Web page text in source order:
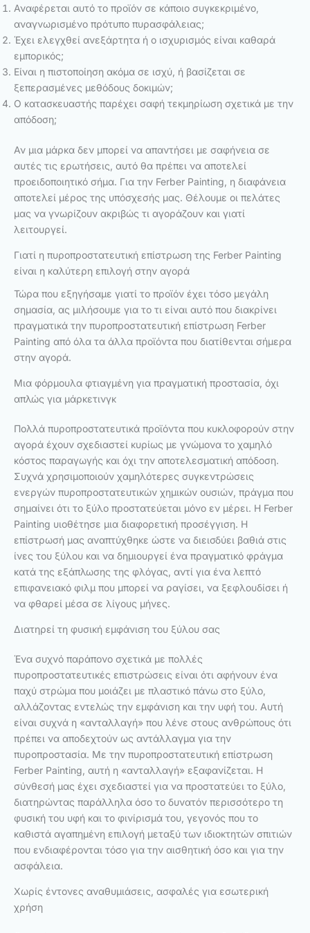
Αναφέρεται αυτό το προϊόν σε κάποιο συγκεκριμένο,
αναγνωρισμένο πρότυπο πυρασφάλειας;
Έχει ελεγχθεί ανεξάρτητα ή ο ισχυρισμός είναι καθαρά
εμπορικός;
Είναι η πιστοποίηση ακόμα σε ισχύ, ή βασίζεται σε
ξεπερασμένες μεθόδους δοκιμών;
Ο κατασκευαστής παρέχει σαφή τεκμηρίωση σχετικά με την
απόδοση;
Αν μια μάρκα δεν μπορεί να απαντήσει με σαφήνεια σε
αυτές τις ερωτήσεις, αυτό θα πρέπει να αποτελεί
προειδοποιητικό σήμα. Για την Ferber Painting, η διαφάνεια
αποτελεί μέρος της υπόσχεσής μας. Θέλουμε οι πελάτες
μας να γνωρίζουν ακριβώς τι αγοράζουν και γιατί
λειτουργεί.
Γιατί η πυροπροστατευτική επίστρωση της Ferber Painting
είναι η καλύτερη επιλογή στην αγορά
Τώρα που εξηγήσαμε γιατί το προϊόν έχει τόσο μεγάλη
σημασία, ας μιλήσουμε για το τι είναι αυτό που διακρίνει
πραγματικά την πυροπροστατευτική επίστρωση Ferber
Painting από όλα τα άλλα προϊόντα που διατίθενται σήμερα
στην αγορά.
Μια φόρμουλα φτιαγμένη για πραγματική προστασία, όχι
απλώς για μάρκετινγκ
Πολλά πυροπροστατευτικά προϊόντα που κυκλοφορούν στην
αγορά έχουν σχεδιαστεί κυρίως με γνώμονα το χαμηλό
κόστος παραγωγής και όχι την αποτελεσματική απόδοση.
Συχνά χρησιμοποιούν χαμηλότερες συγκεντρώσεις
ενεργών πυροπροστατευτικών χημικών ουσιών, πράγμα που
σημαίνει ότι το ξύλο προστατεύεται μόνο εν μέρει. Η Ferber
Painting υιοθέτησε μια διαφορετική προσέγγιση. Η
επίστρωσή μας αναπτύχθηκε ώστε να διεισδύει βαθιά στις
ίνες του ξύλου και να δημιουργεί ένα πραγματικό φράγμα
κατά της εξάπλωσης της φλόγας, αντί για ένα λεπτό
επιφανειακό φιλμ που μπορεί να ραγίσει, να ξεφλουδίσει ή
να φθαρεί μέσα σε λίγους μήνες.
Διατηρεί τη φυσική εμφάνιση του ξύλου σας
Ένα συχνό παράπονο σχετικά με πολλές
πυροπροστατευτικές επιστρώσεις είναι ότι αφήνουν ένα
παχύ στρώμα που μοιάζει με πλαστικό πάνω στο ξύλο,
αλλάζοντας εντελώς την εμφάνιση και την υφή του. Αυτή
είναι συχνά η «ανταλλαγή» που λένε στους ανθρώπους ότι
πρέπει να αποδεχτούν ως αντάλλαγμα για την
πυροπροστασία. Με την πυροπροστατευτική επίστρωση
Ferber Painting, αυτή η «ανταλλαγή» εξαφανίζεται. Η
σύνθεσή μας έχει σχεδιαστεί για να προστατεύει το ξύλο,
διατηρώντας παράλληλα όσο το δυνατόν περισσότερο τη
φυσική του υφή και το φινίρισμά του, γεγονός που το
καθιστά αγαπημένη επιλογή μεταξύ των ιδιοκτητών σπιτιών
που ενδιαφέρονται τόσο για την αισθητική όσο και για την
ασφάλεια.
Χωρίς έντονες αναθυμιάσεις, ασφαλές για εσωτερική
χρήση